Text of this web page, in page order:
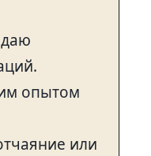
опытом
или